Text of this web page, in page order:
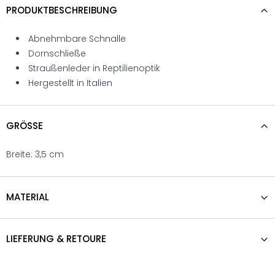
PRODUKTBESCHREIBUNG
Abnehmbare Schnalle
Dornschließe
Straußenleder in Reptilienoptik
Hergestellt in Italien
GRÖSSE
Breite: 3,5 cm
MATERIAL
LIEFERUNG & RETOURE